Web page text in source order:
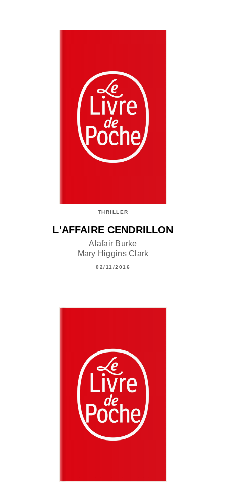
THRILLER
L'AFFAIRE CENDRILLON
Alafair Burke
Mary Higgins Clark
02/11/2016